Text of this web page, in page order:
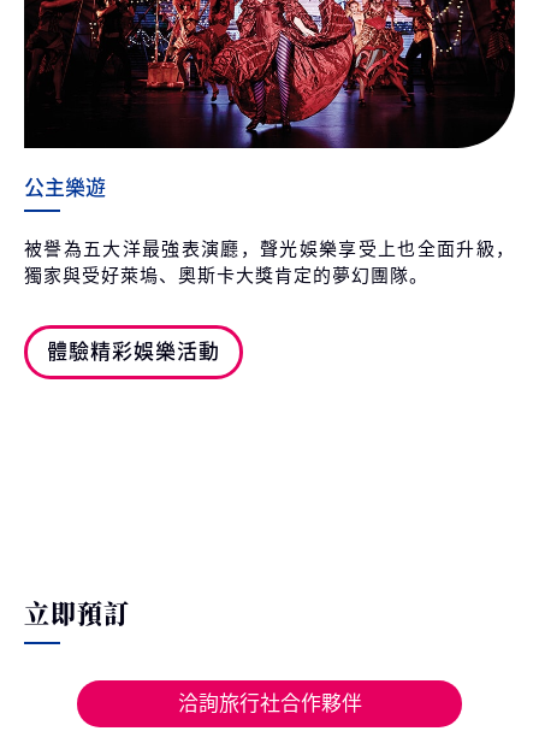
公主樂遊
被譽為五大洋最強表演廳，聲光娛樂享受上也全面升級，
獨家與受好萊塢、奧斯卡大獎肯定的夢幻團隊。
體驗精彩娛樂活動
立即預訂
洽詢旅行社合作夥伴